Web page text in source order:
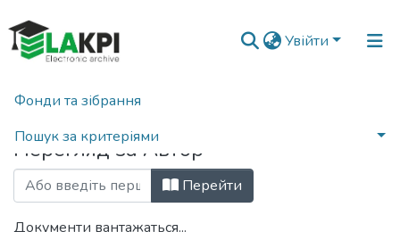
Увійти
Фонди та зібрання
Пошук за критеріями
Головна Переглянути за автором
Перегляд за Автор
Перейти
Документи вантажаться...